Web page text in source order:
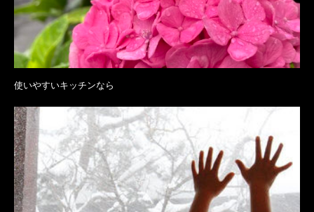
使いやすいキッチンなら